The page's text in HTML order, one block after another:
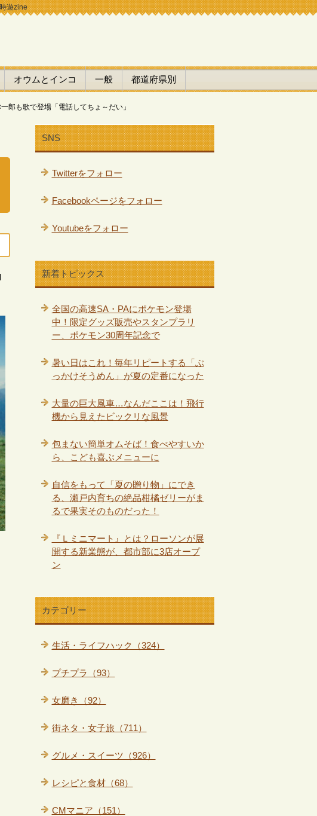
遊zine
オウムとインコ 一般 都道府県別
郎も歌で登場「電話してちょ～だい」
SNS
Twitterをフォロー
Facebookページをフォロー
Youtubeをフォロー
新着トピックス
全国の高速SA・PAにポケモン登場
中！限定グッズ販売やスタンプラリ
ー、ポケモン30周年記念で
暑い日はこれ！毎年リピートする「ぶ
っかけそうめん」が夏の定番になった
大量の巨大風車…なんだここは！飛行
機から見えたビックリな風景
包まない簡単オムそば！食べやすいか
ら、こども喜ぶメニューに
自信をもって「夏の贈り物」にでき
る、瀬戸内育ちの絶品柑橘ゼリーがま
るで果実そのものだった！
『Ｌミニマート』とは？ローソンが展
開する新業態が、都市部に3店オープ
ン
カテゴリー
生活・ライフハック（324）
プチプラ（93）
女磨き（92）
街ネタ・女子旅（711）
グルメ・スイーツ（926）
レシピと食材（68）
CMマニア（151）